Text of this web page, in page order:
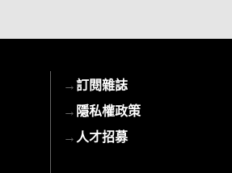
→訂閱雜誌
→隱私權政策
→人才招募